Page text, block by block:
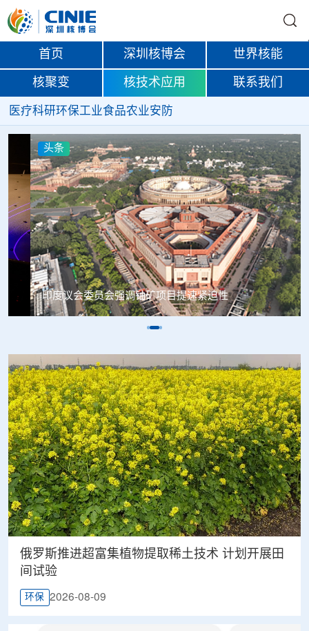
首页 深圳核博会 世界核能
核聚变 核技术应用 联系我们
医疗科研环保工业食品农业安防
头条
印度议会委员会强调铀矿项目提速紧迫性
俄罗斯推进超富集植物提取稀土技术 计划开展田
间试验
环保 2026-08-09